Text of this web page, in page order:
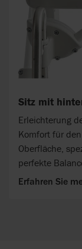
Sitz mit
Erleichterung
Komfort für
Oberfläche,
perfekte
Hygiene.
Erfahren Sie